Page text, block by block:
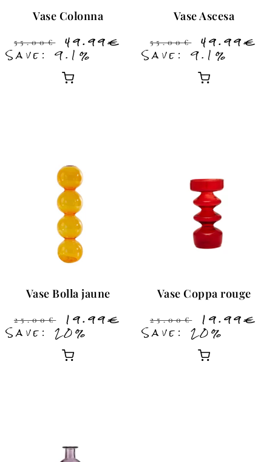
Vase Colonna
55.00€ 49.99€
Save: 9.1%
Vase Ascesa
55.00€ 49.99€
Save: 9.1%
Vase Bolla jaune
25.00€ 19.99€
Save: 20%
Vase Coppa rouge
25.00€ 19.99€
Save: 20%